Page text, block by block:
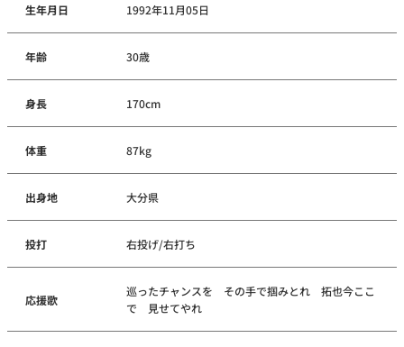
生年月日 1992年11月05日
年齢 30歳
身長 170cm
体重 87kg
出身地 大分県
投打 右投げ/右打ち
応援歌
巡ったチャンスを その手で掴みとれ 拓也今ここ
で 見せてやれ